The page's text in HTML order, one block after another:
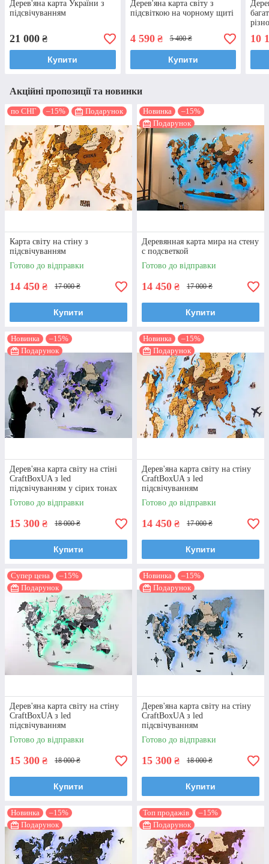
Дерев'яна карта України з
підсвічуванням
21 000 ₴
Купити
Дерев'яна карта світу з
підсвіткою на чорному щиті
4 590₴ 5 400 ₴
Купити
10
Акційні пропозиції та новинки
по СНГ –15% Подарунок
Карта світу на стіну з
підсвічуванням
Готово до відправки
14 450 ₴ 17 000 ₴
Купити
Новинка
–15%
Подарунок
Деревянная карта мира на стену
с подсветкой
Готово до відправки
14 450 ₴ 17 000 ₴
Купити
Новинка
–15%
Подарунок
Дерев'яна карта світу на стіні
CraftBoxUA з led
підсвічуванням у сірих тонах
Готово до відправки
15 300 ₴ 18 000 ₴
Купити
Новинка
–15%
Подарунок
Дерев'яна карта світу на стіну
CraftBoxUA з led
підсвічуванням
Готово до відправки
14 450 ₴ 17 000 ₴
Купити
Супер цена
–15%
Подарунок
Дерев'яна карта світу на стіну
CraftBoxUA з led
підсвічуванням
Готово до відправки
15 300 ₴ 18 000 ₴
Купити
Новинка
–15%
Подарунок
Дерев'яна карта світу на стіну
CraftBoxUA з led
підсвічуванням
Готово до відправки
15 300 ₴ 18 000 ₴
Купити
Новинка
–15%
Подарунок
Топ продажів
–15%
Подарунок